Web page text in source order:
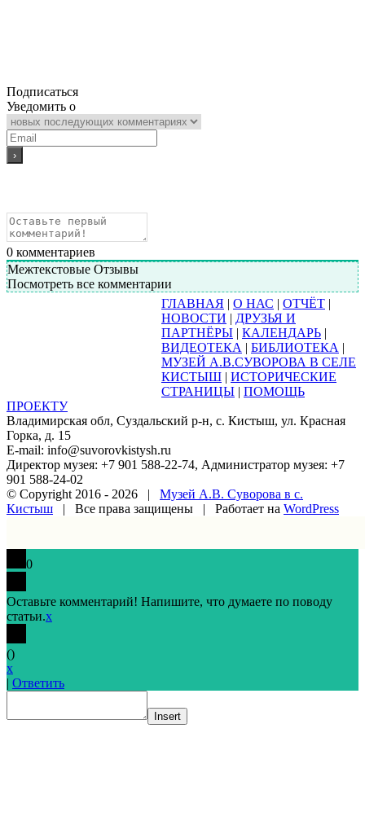
Подписаться
Уведомить о
0 комментариев
Межтекстовые Отзывы
Посмотреть все комментарии
ГЛАВНАЯ | О НАС | ОТЧЁТ |
НОВОСТИ | ДРУЗЬЯ И
ПАРТНЁРЫ | КАЛЕНДАРЬ |
ВИДЕОТЕКА | БИБЛИОТЕКА |
МУЗЕЙ А.В.СУВОРОВА В СЕЛЕ
КИСТЫШ | ИСТОРИЧЕСКИЕ
СТРАНИЦЫ | ПОМОЩЬ
ПРОЕКТУ
Владимирская обл, Суздальский р-н, с. Кистыш, ул. Красная
Горка, д. 15
E-mail: info@suvorovkistysh.ru
Директор музея: +7 901 588-22-74, Администратор музея: +7
901 588-24-02
© Copyright 2016 - 2026 | Музей А.В. Суворова в с.
Кистыш | Все права защищены | Работает на WordPress
0
Оставьте комментарий! Напишите, что думаете по поводу
статьи.x
()
x
| Ответить
Insert